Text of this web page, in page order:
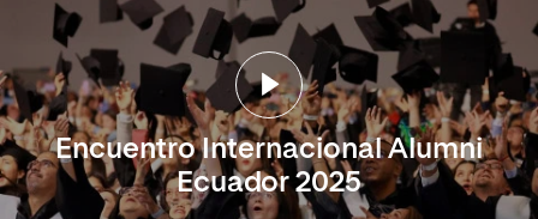
Encuentro Internacional Alumni
Ecuador 2025